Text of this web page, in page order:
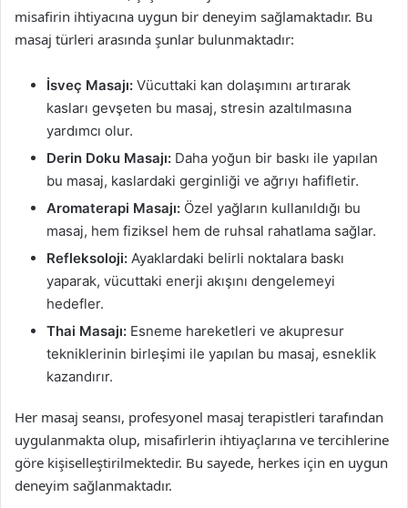
misafirin ihtiyacına uygun bir deneyim sağlamaktadır. Bu
masaj türleri arasında şunlar bulunmaktadır:
İsveç Masajı: Vücuttaki kan dolaşımını artırarak
kasları gevşeten bu masaj, stresin azaltılmasına
yardımcı olur.
Derin Doku Masajı: Daha yoğun bir baskı ile yapılan
bu masaj, kaslardaki gerginliği ve ağrıyı hafifletir.
Aromaterapi Masajı: Özel yağların kullanıldığı bu
masaj, hem fiziksel hem de ruhsal rahatlama sağlar.
Refleksoloji: Ayaklardaki belirli noktalara baskı
yaparak, vücuttaki enerji akışını dengelemeyi
hedefler.
Thai Masajı: Esneme hareketleri ve akupresur
tekniklerinin birleşimi ile yapılan bu masaj, esneklik
kazandırır.
Her masaj seansı, profesyonel masaj terapistleri tarafından
uygulanmakta olup, misafirlerin ihtiyaçlarına ve tercihlerine
göre kişiselleştirilmektedir. Bu sayede, herkes için en uygun
deneyim sağlanmaktadır.